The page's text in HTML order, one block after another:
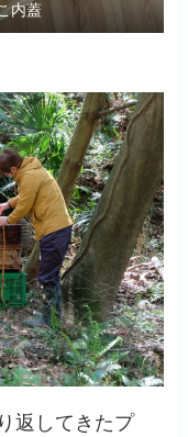
内蓋
返してきたプ